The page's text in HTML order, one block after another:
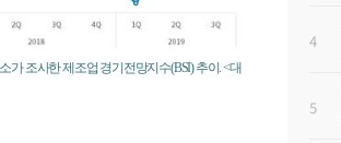
가 조사한 제조업 경기전망지수(BSI) 추이. <대
4
5